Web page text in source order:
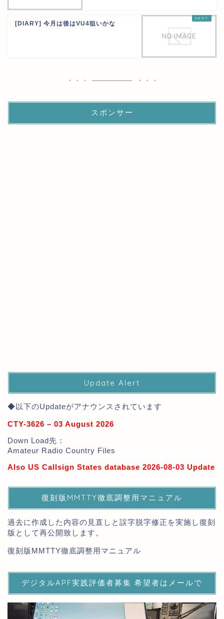
[DIARY] 今月は後はVU4狙いかな
スポンサー
Update Alert
◆以下のUpdateがアナウンスされています
CTY-3626 – 03 August 2026
Down Load先：
Amateur Radio Country Files
Also US Callsign States database 2026-08-03 Update
復刻版MMTTY徹底調整用マニュアル
過去に作成した内容の見直しと誤字脱字修正を実施し復刻
版として再公開致します。
復刻版MMTTY徹底調整用マニュアル
デジタルAPF実践評価者募集 希望者はメールで